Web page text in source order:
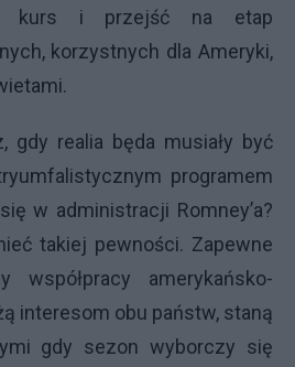
kurs i przejść na etap
korzystnych dla Ameryki,
gdy realia będa musiały być
programem
w administracji Romney’a?
takiej pewności. Zapewne
współpracy amerykańsko-
interesom obu państw, staną
gdy sezon wyborczy się